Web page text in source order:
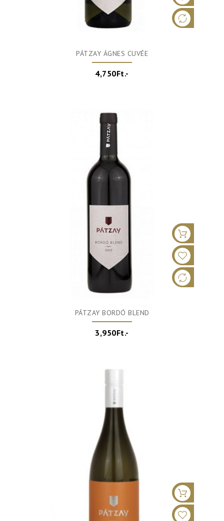
PÁTZAY ÁGNES CUVÉE
4,750Ft.-
PÁTZAY BORDÓ BLEND
3,950Ft.-